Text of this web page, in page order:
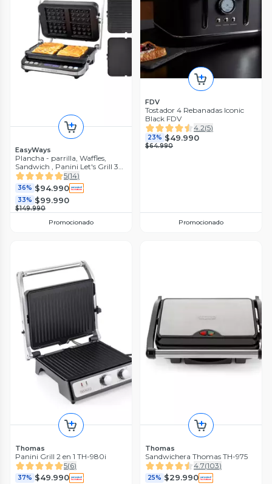
EasyWays
Plancha - parrilla, Waffles,
Sandwich , Panini Let's Grill 3
en 1 EasyWays5(14)
36% $94.990
33% $99.990
$149.990
Promocionado
FDV
Tostador 4 Rebanadas Iconic
Black FDV
4.2(5)
23% $49.990
$64.990
Promocionado
Thomas
Panini Grill 2 en 1 TH-980i
5(6)
37% $49.990
Thomas
Sandwichera Thomas TH-975
4.7(103)
25% $29.990